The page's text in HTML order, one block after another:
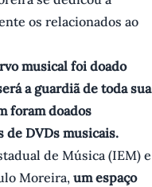
os relacionados ao
musical foi doado
a guardiã de toda sua
foram doados
de DVDs musicais.
de Música (IEM) e
Moreira, um espaço